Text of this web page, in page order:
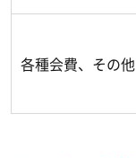
各種会費、その他